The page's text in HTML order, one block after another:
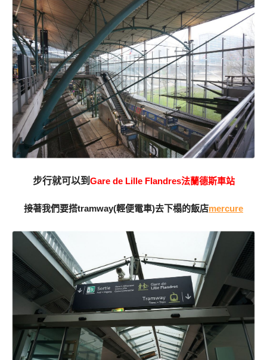
步行就可以到 Gare de Lille Flandres法蘭德斯車站
接著我們要搭tramway(輕便電車)去下榻的飯店mercure